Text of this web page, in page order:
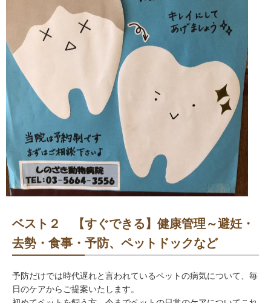
ベスト２ 【すぐできる】健康管理～避妊・
去勢・食事・予防、ペットドックなど
予防だけでは時代遅れと言われているペットの病気について、毎
日のケアからご提案いたします。